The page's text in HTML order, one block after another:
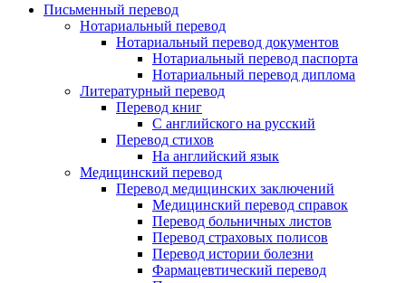
Письменный перевод
Нотариальный перевод
Нотариальный перевод документов
Нотариальный перевод паспорта
Нотариальный перевод диплома
Литературный перевод
Перевод книг
С английского на русский
Перевод стихов
На английский язык
Медицинский перевод
Перевод медицинских заключений
Медицинский перевод справок
Перевод больничных листов
Перевод страховых полисов
Перевод истории болезни
Фармацевтический перевод